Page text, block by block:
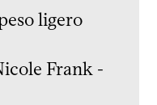
ligero
Frank -